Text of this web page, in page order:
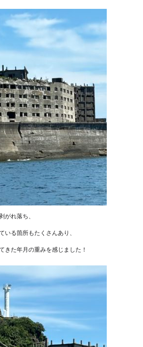
がれ落ち、
いる箇所もたくさんあり、
きた年月の重みを感じました！